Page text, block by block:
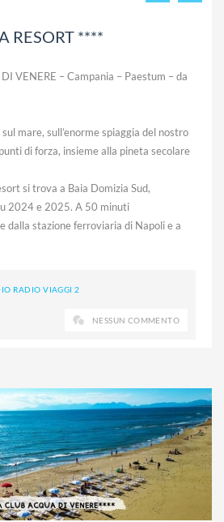
RESORT ****
VENERE – Campania – Paestum – da
mare, sull’enorme spiaggia del nostro
di forza, insieme alla pineta secolare
si trova a Baia Domizia Sud,
2024 e 2025. A 50 minuti
dalla stazione ferroviaria di Napoli e a
RADIO VIAGGI 2
NESSUN COMMENTO